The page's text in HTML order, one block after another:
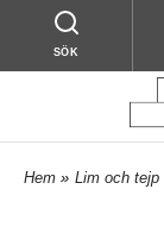
SÖK
Hem » Lim och tejp